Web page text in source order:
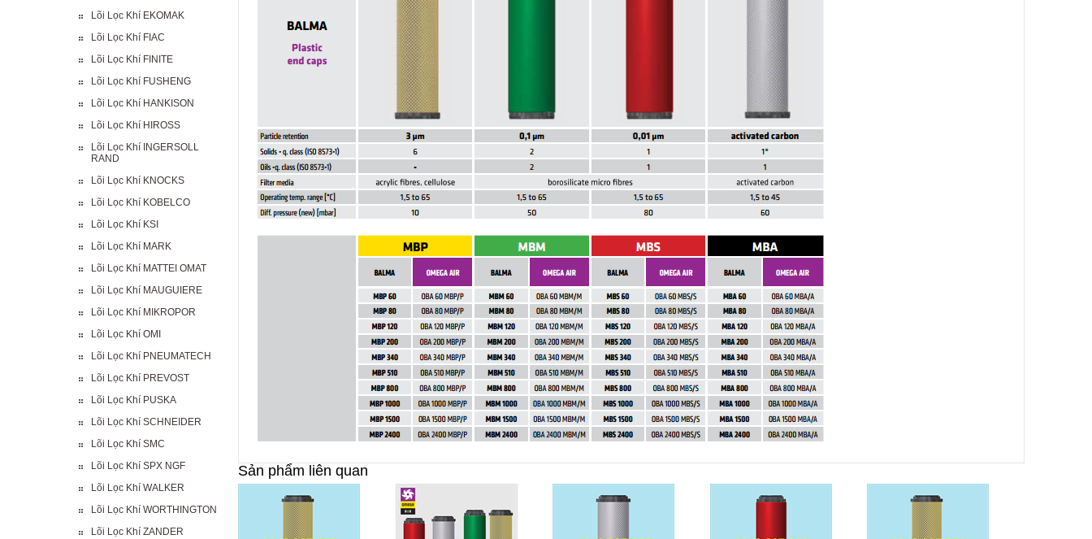
Lõi Lọc Khí EKOMAK
Lõi Lọc Khí FIAC
Lõi Lọc Khí FINITE
Lõi Lọc Khí FUSHENG
Lõi Lọc Khí HANKISON
Lõi Lọc Khí HIROSS
Lõi Lọc Khí INGERSOLL
RAND
Lõi Lọc Khí KNOCKS
Lõi Lọc Khí KOBELCO
Lõi Lọc Khí KSI
Lõi Lọc Khí MARK
Lõi Lọc Khí MATTEI OMAT
Lõi Lọc Khí MAUGUIERE
Lõi Lọc Khí MIKROPOR
Lõi Lọc Khí OMI
Lõi Lọc Khí PNEUMATECH
Lõi Lọc Khí PREVOST
Lõi Lọc Khí PUSKA
Lõi Lọc Khí SCHNEIDER
Lõi Lọc Khí SMC
Lõi Lọc Khí SPX NGF
Lõi Lọc Khí WALKER
Lõi Lọc Khí WORTHINGTON
Lõi Lọc Khí ZANDER
Sản phẩm liên quan